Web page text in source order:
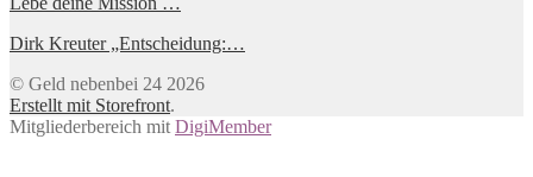
Dirk Kreuter „Entscheidung:…
© Geld nebenbei 24 2026
Erstellt mit Storefront.
Mitgliederbereich mit DigiMember